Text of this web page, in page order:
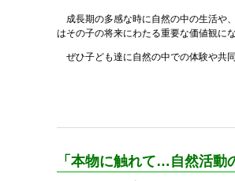
成長期の多感な時に自然の中の生活や
はその子の将来にわたる重要な価値観に
ぜひ子ども達に自然の中での体験や共
「本物に触れて…自然活動